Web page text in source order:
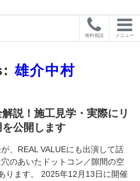
無料相談 メニュー
雄介中村
説！施工見学・実際にリ
公開します
、REAL VALUEにも出演して話
のあいたドットコン／隙間の空
ります。 2025年12月13日に開催